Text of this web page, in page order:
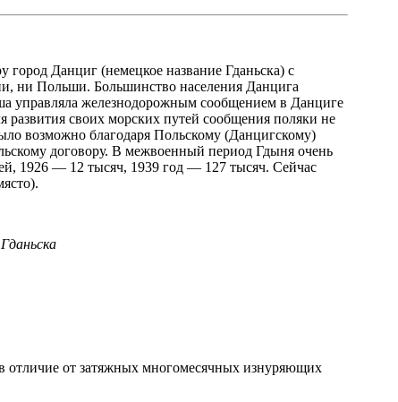
Данциг (немецкое название Гданьска) с
ни Польши. Большинство населения Данцига
управляла железнодорожным сообщением в Данциге
развития своих морских путей сообщения поляки не
возможно благодаря Польскому (Данцигскому)
договору. В межвоенный период Гдыня очень
1926 — 12 тысяч, 1939 год — 127 тысяч. Сейчас
отличие от затяжных многомесячных изнуряющих